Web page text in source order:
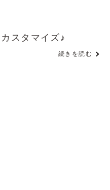
スタマイズ♪
続きを読む